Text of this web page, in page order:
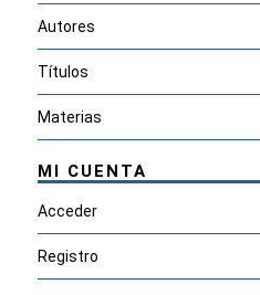
Autores
Títulos
Materias
MI CUENTA
Acceder
Registro